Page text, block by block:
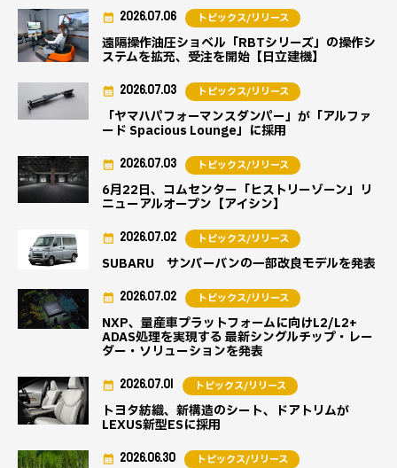
遠隔操作油圧ショベル「RBTシリーズ」の操作シ
ステムを拡充、受注を開始【日立建機】
2026.07.06 トピックス/リリース
「ヤマハパフォーマンスダンパー」が「アルファ
ード Spacious Lounge」に採用
2026.07.03 トピックス/リリース
6月22日、コムセンター「ヒストリーゾーン」リ
ニューアルオープン【アイシン】
2026.07.03 トピックス/リリース
SUBARU サンバーバンの一部改良モデルを発表
2026.07.02 トピックス/リリース
NXP、量産車プラットフォームに向けL2/L2+
ADAS処理を実現する 最新シングルチップ・レー
ダー・ソリューションを発表
2026.07.02 トピックス/リリース
トヨタ紡織、新構造のシート、ドアトリムが
LEXUS新型ESに採用
2026.07.01 トピックス/リリース
2026.06.30 トピックス/リリース